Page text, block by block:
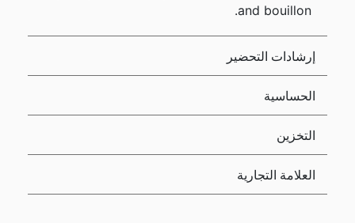
and bouillon.
إرشادات التحضير
الحساسية
التخزين
العلامة التجارية